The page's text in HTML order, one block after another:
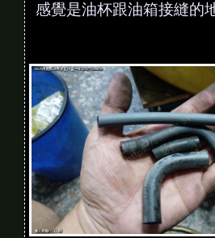
感覺是油杯跟油箱接縫的